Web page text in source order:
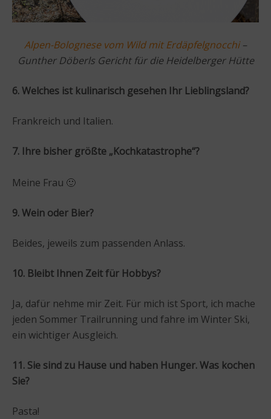
Alpen-Bolognese vom Wild mit Erdäpfelgnocchi–
Gunther Döberls Gericht für die Heidelberger Hütte
6. Welches ist kulinarisch gesehen Ihr Lieblingsland?
Frankreich und Italien.
7. Ihre bisher größte „Kochkatastrophe“?
Meine Frau 🙂
9. Wein oder Bier?
Beides, jeweils zum passenden Anlass.
10. Bleibt Ihnen Zeit für Hobbys?
Ja, dafür nehme mir Zeit. Für mich ist Sport, ich mache
jeden Sommer Trailrunning und fahre im Winter Ski,
ein wichtiger Ausgleich.
11. Sie sind zu Hause und haben Hunger. Was kochen
Sie?
Pasta!